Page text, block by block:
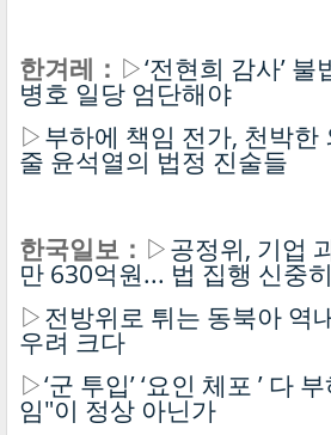
한겨레： ▷‘전현희 감사’
병호 일당 엄단해야
▷부하에 책임 전가, 천박
줄 윤석열의 법정 진술들
한국일보： ▷공정위, 기업
만 630억원... 법 집행 신중히
▷전방위로 튀는 동북아 역
우려 크다
▷‘군 투입’ ‘요인 체포 ’ 다
임"이 정상 아닌가